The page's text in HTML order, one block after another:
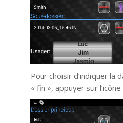
Pour choisir d’indiquer la
« fin », appuyer sur